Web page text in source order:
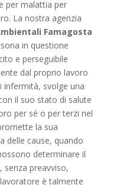
per malattia per
La nostra agenzia
Famagosta
in questione
e perseguibile
dal proprio lavoro
infermità, svolge una
il suo stato di salute
per sé o per terzi nel
la sua
delle cause, quando
determinare il
senza preavviso,
è talmente